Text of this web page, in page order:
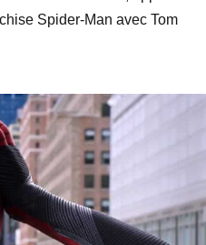
Spider-Man avec Tom